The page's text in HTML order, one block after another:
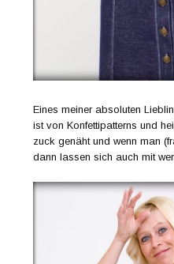
Eines meiner absoluten
ist von Konfettipatterns und
zuck genäht und wenn man
dann lassen sich auch mit